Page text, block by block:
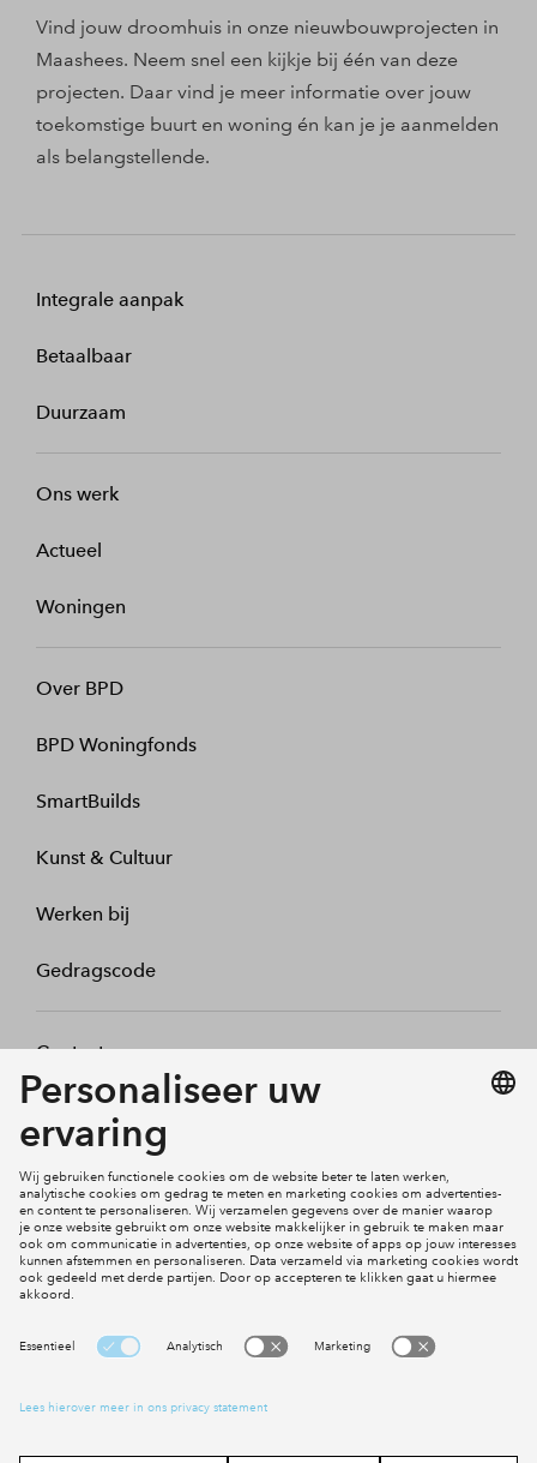
Vind jouw droomhuis in onze nieuwbouwprojecten in
Maashees. Neem snel een kijkje bij één van deze
projecten. Daar vind je meer informatie over jouw
toekomstige buurt en woning én kan je je aanmelden
als belangstellende.
Integrale aanpak
Betaalbaar
Duurzaam
Ons werk
Actueel
Woningen
Over BPD
BPD Woningfonds
SmartBuilds
Kunst & Cultuur
Werken bij
Gedragscode
Contact
Mijn profiel
Social Media
Cookies